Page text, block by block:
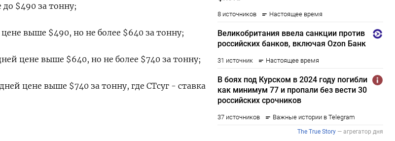
до $490 за тонну;
выше $490, но не более $640 за тонну;
цене выше $640, но не более $740 за тонну;
цене выше $740 за тонну, ​где СТсуг - ставка